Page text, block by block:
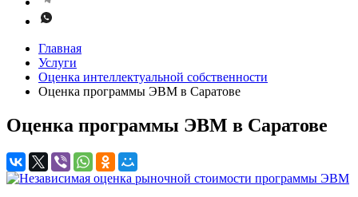
Главная
Услуги
Оценка интеллектуальной собственности
Оценка программы ЭВМ в Саратове
Оценка программы ЭВМ в Саратове